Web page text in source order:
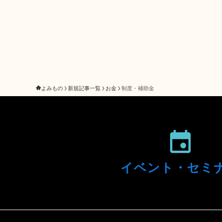
よみもの 新規記事一覧 お金 制度・補助金
イベント・ セミ